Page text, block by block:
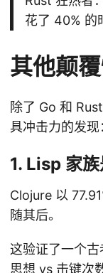
花了 40% 的
其他颠
除了 Go 和
具冲击力的发现
1. Lisp 家族
Clojure 以
随其后。
这验证了一个
思想 vs 击键次